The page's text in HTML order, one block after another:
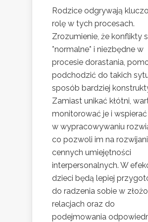
Rodzice odgrywają
rolę w tych procesach.
Zrozumienie, że konflikty
*normalne* i niezbędne w
procesie dorastania,
podchodzić do takich
sposób bardziej
Zamiast unikać kłótni,
monitorować je i
w wypracowywaniu
co pozwoli im na
cennych umiejętności
interpersonalnych. W
dzieci będą lepiej
do radzenia sobie w
relacjach oraz do
podejmowania